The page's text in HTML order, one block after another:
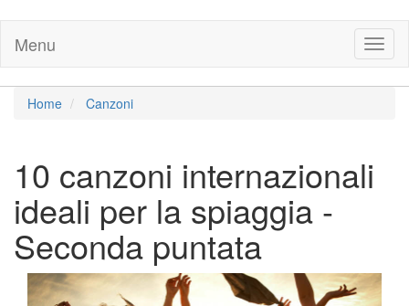
Menu
Home Canzoni
10 canzoni internazionali
ideali per la spiaggia -
Seconda puntata